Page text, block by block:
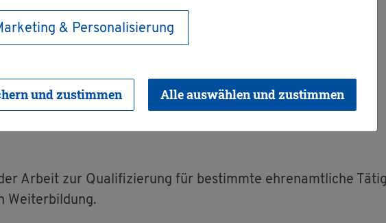
& Personalisierung
und zustimmen Alle auswählen und zustimmen
nach dem
- An­er­ken­nung
Ar­beit zur Qua­li­fi­zie­rung für be­stimm­te eh­ren­amt­li­che
Wei­ter­bil­dung.